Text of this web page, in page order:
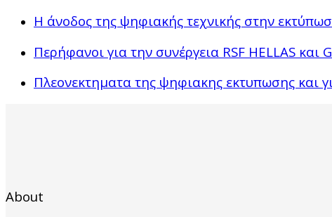
Η άνοδος της ψηφιακής τεχνικής στην
Περήφανοι για την συνέργεια RSF HELLAS και
Πλεονεκτηματα της ψηφιακης εκτυπωσης και
About